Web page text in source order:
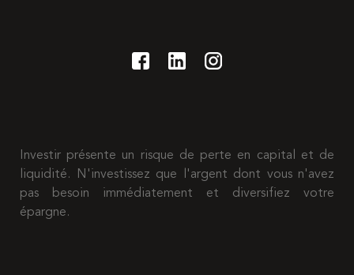
Investir présente un risque de perte en capital et de
liquidité. N'investissez que l'argent dont vous n'avez
pas besoin immédiatement et diversifiez votre
épargne.